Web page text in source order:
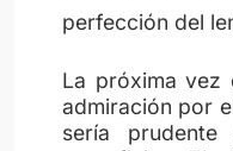
perfección del
La próxima vez
admiración por
sería